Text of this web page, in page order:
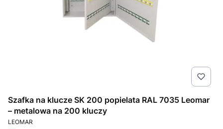
Szafka na klucze SK 200 popielata RAL 7035 Leomar
– metalowa na 200 kluczy
PRODUCENT
LEOMAR